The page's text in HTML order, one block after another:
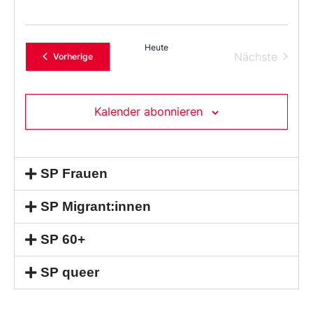
VorherigeVeranstaltungen
Heute
Nächste
Kalender abonnieren
SP Frauen
SP Migrant:innen
SP 60+
SP queer